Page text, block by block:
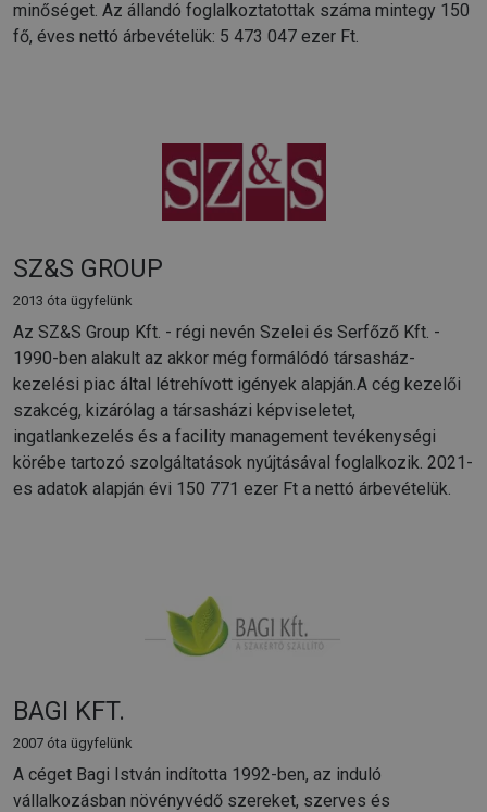
minőséget. Az állandó foglalkoztatottak száma mintegy 150
fő, éves nettó árbevételük: 5 473 047 ezer Ft.
SZ&S GROUP
2013 óta ügyfelünk
Az SZ&S Group Kft. - régi nevén Szelei és Serfőző Kft. -
1990-ben alakult az akkor még formálódó társasház-
kezelési piac által létrehívott igények alapján.A cég kezelői
szakcég, kizárólag a társasházi képviseletet,
ingatlankezelés és a facility management tevékenységi
körébe tartozó szolgáltatások nyújtásával foglalkozik. 2021-
es adatok alapján évi 150 771 ezer Ft a nettó árbevételük.
BAGI KFT.
2007 óta ügyfelünk
A céget Bagi István indította 1992-ben, az induló
vállalkozásban növényvédő szereket, szerves és